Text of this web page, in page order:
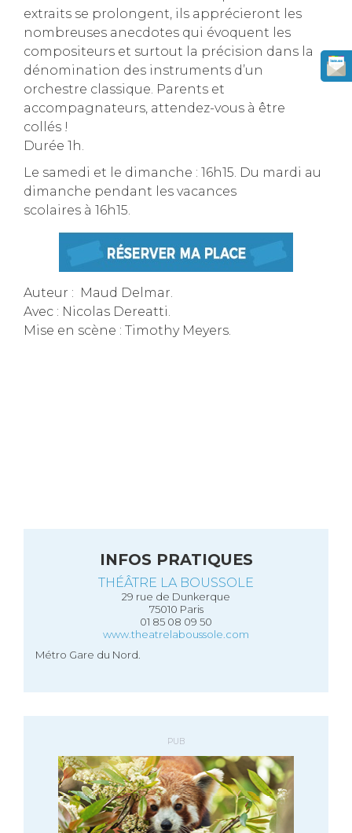
extraits se prolongent, ils apprécieront les
nombreuses anecdotes qui évoquent les
compositeurs et surtout la précision dans la
dénomination des instruments d’un
orchestre classique. Parents et
accompagnateurs, attendez-vous à être
collés !
Durée 1h.
Le samedi et le dimanche : 16h15. Du mardi au
dimanche pendant les vacances
scolaires à 16h15.
Auteur : Maud Delmar.
Avec : Nicolas Dereatti.
Mise en scène : Timothy Meyers.
INFOS PRATIQUES
THÉÂTRE LA BOUSSOLE
29 rue de Dunkerque
75010 Paris
01 85 08 09 50
www.theatrelaboussole.com
Métro Gare du Nord.
PUB